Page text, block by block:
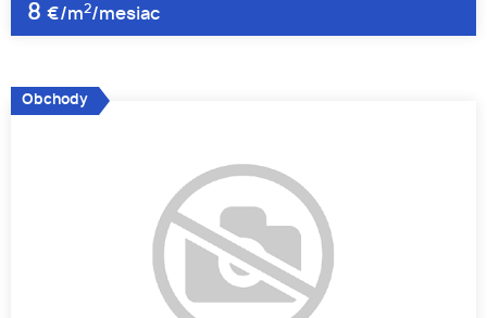
8 €/m2/mesiac
Obchody